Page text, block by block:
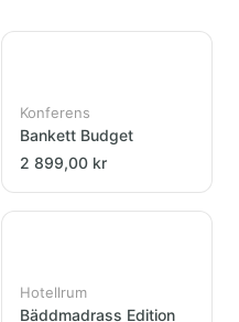
Konferens
Bankett Budget
2 899,00 kr
Hotellrum
Bäddmadrass Edition